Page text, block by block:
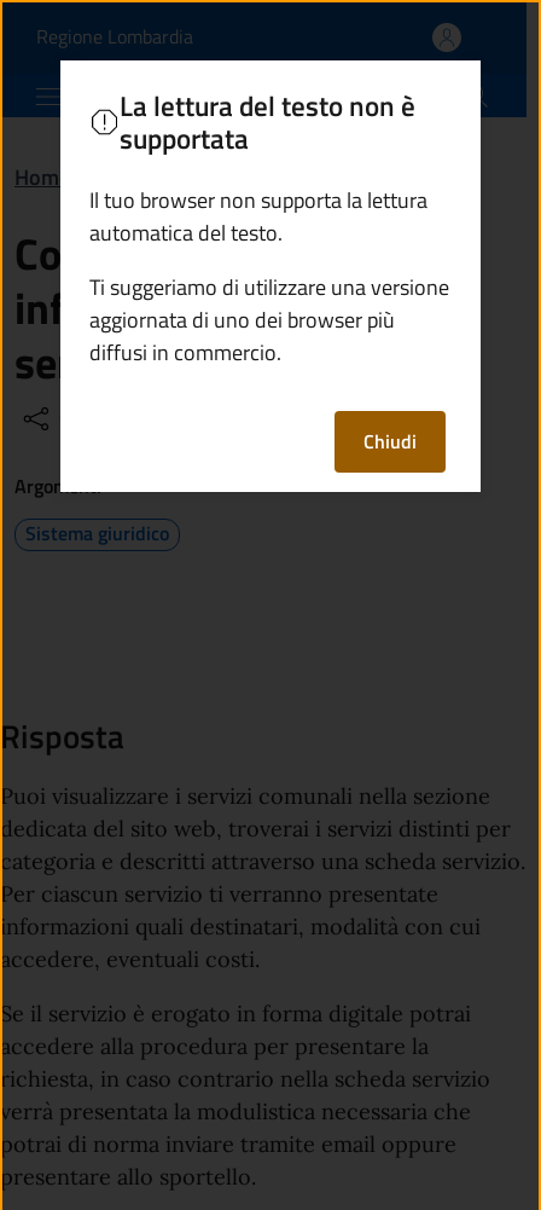
Come faccio ad avere
Regione Lombardia(apre in un'altra scheda).
Comune di Berzo Inferiore
Home
Come faccio ad avere
informazioni su un
servizio del Comune?
La lettura del testo non è
supportata
Il tuo browser non supporta la lettura
automatica del testo.
Ti suggeriamo di utilizzare una versione
aggiornata di uno dei browser più
diffusi in commercio.
Chiudi
Argomenti
Sistema giuridico
Risposta
Puoi visualizzare i servizi comunali nella sezione
dedicata del sito web, troverai i servizi distinti per
categoria e descritti attraverso una scheda servizio.
Per ciascun servizio ti verranno presentate
informazioni quali destinatari, modalità con cui
accedere, eventuali costi.
Se il servizio è erogato in forma digitale potrai
accedere alla procedura per presentare la
richiesta, in caso contrario nella scheda servizio
verrà presentata la modulistica necessaria che
potrai di norma inviare tramite email oppure
presentare allo sportello.